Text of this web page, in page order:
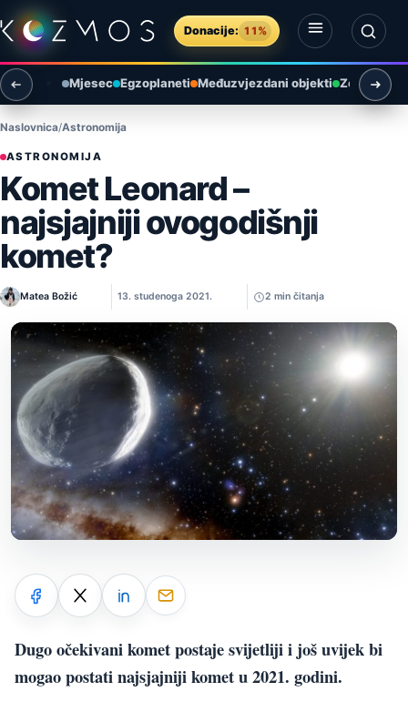
Preskoči na sadržaj
Donacije: 11%
Otvori izbornik
Otvori pretragu
Mjesec Egzoplaneti Međuzvjezdani objekti Zemlja i
Naslovnica Astronomija
ASTRONOMIJA
Komet Leonard –
najsjajniji ovogodišnji
komet?
Matea Božić 13. studenoga 2021. 2 min čitanja
Dugo očekivani komet postaje svijetliji i još uvijek bi
mogao postati najsjajniji komet u 2021. godini.